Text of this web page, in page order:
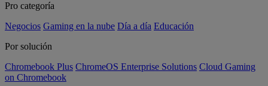
Pro categoría
Negocios Gaming en la nube Día a día Educación
Por solución
Chromebook Plus ChromeOS Enterprise Solutions Cloud Gaming
on Chromebook